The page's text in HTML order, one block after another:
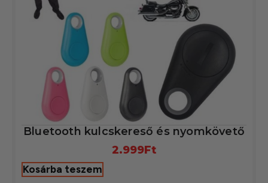
Bluetooth kulcskereső és nyomkövető
2.999Ft
Kosárba teszem